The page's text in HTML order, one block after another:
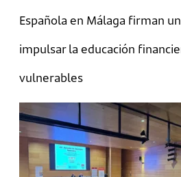
Española en Málaga firman
impulsar la educación
vulnerables